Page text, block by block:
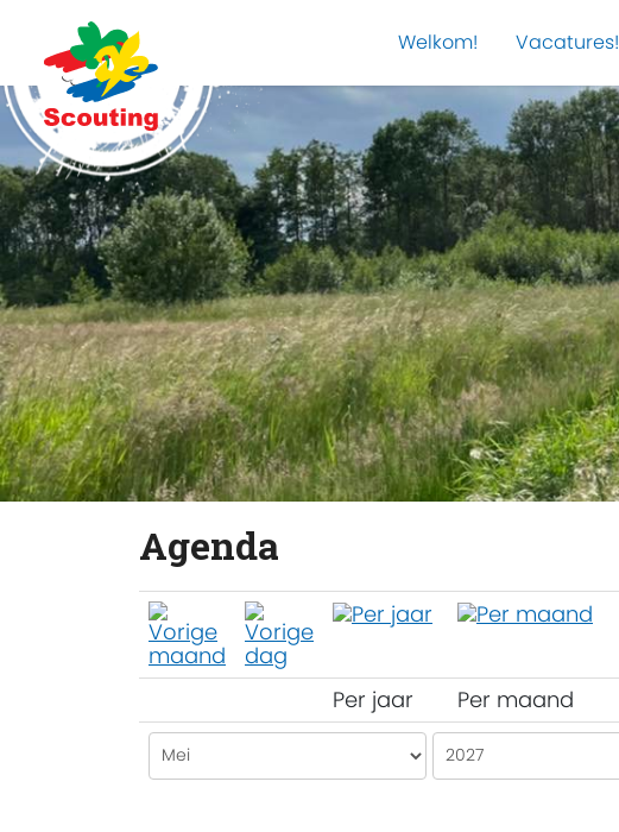
Welkom! Vacatures!
Agenda
Per jaar Per maand